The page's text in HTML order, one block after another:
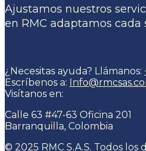
Ajustamos nuestros
en RMC adaptamos
¿Necesitas ayuda? Llámanos:
Escríbenos a:
Visítanos en:
Calle 63 #47-63 Oficina 201
Barranquilla, Colombia
© 2025 RMC S.A.S. Todos los